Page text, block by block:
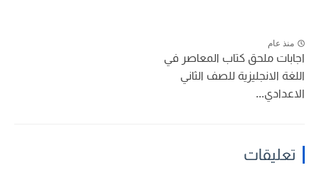
منذ عام
اجابات ملحق كتاب المعاصر في
اللغة الانجليزية للصف الثاني
الاعدادي...
تعليقات